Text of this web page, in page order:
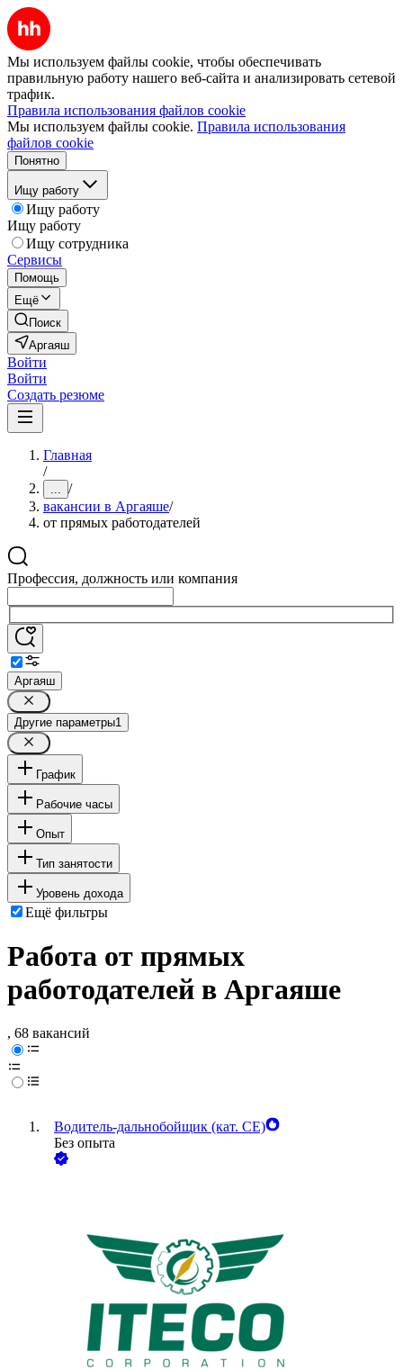
Мы используем файлы cookie, чтобы обеспечивать
правильную работу нашего веб-сайта и анализировать сетевой
трафик.
Правила использования файлов cookie
Мы используем файлы cookie. Правила использования
файлов cookie
Понятно
Ищу работу
Ищу работу
Ищу работу
Ищу сотрудника
Сервисы
Помощь
Ещё
Поиск
Аргаяш
Войти
Войти
Создать резюме
Главная
/
... /
вакансии в Аргаяше/
от прямых работодателей
Профессия, должность или компания
Аргаяш
Другие параметры1
График
Рабочие часы
Опыт
Тип занятости
Уровень дохода
Ещё фильтры
Работа от прямых
работодателей в Аргаяше
, 68 вакансий
Водитель-дальнобойщик (кат. CE)
Без опыта